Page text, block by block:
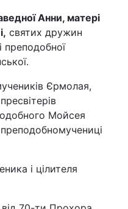
Анни, матері
святих дружин
преподобної
Єрмолая,
Мойсея
і цілителя